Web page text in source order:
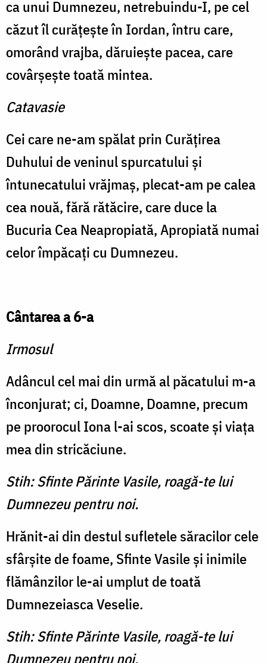
ca unui Dumnezeu, netrebuindu-I, pe cel
căzut îl curăţeşte în Iordan, întru care,
omorând vrajba, dăruieşte pacea, care
covârşeşte toată mintea.
Catavasie
Cei care ne-am spălat prin Curăţirea
Duhului de veninul spurcatului şi
întunecatului vrăjmaş, plecat-am pe calea
cea nouă, fără rătăcire, care duce la
Bucuria Cea Neapropiată, Apropiată numai
celor împăcaţi cu Dumnezeu.
Cântarea a 6-a
Irmosul
Adâncul cel mai din urmă al păcatului m-a
înconjurat; ci, Doamne, Doamne, precum
pe proorocul Iona l-ai scos, scoate şi viaţa
mea din stricăciune.
Stih: Sfinte Părinte Vasile, roagă-te lui
Dumnezeu pentru noi.
Hrănit-ai din destul sufletele săracilor cele
sfârşite de foame, Sfinte Vasile şi inimile
flămânzilor le-ai umplut de toată
Dumnezeiasca Veselie.
Stih: Sfinte Părinte Vasile, roagă-te lui
Dumnezeu pentru noi.